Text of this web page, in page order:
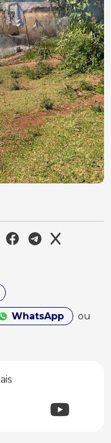
WhatsApp
ou